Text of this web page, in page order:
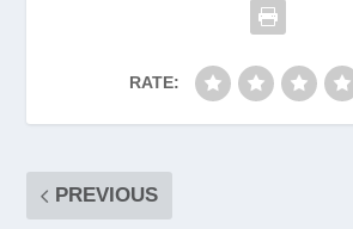
RATE:
PREVIOUS